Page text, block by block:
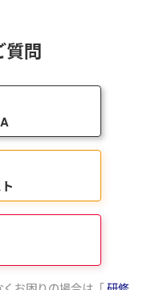
優位に進めるため
おります。交渉の
案をよりメリット
習得していただき
ディ）
得
習得
る練習
質問